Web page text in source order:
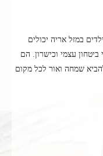
במזל אריה יכולים
עצמי וכישרון. הם
שמחה ואור לכל מקום